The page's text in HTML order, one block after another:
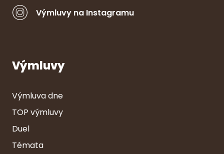
Výmluvy na Instagramu
Výmluvy
Výmluva dne
TOP výmluvy
Duel
Témata